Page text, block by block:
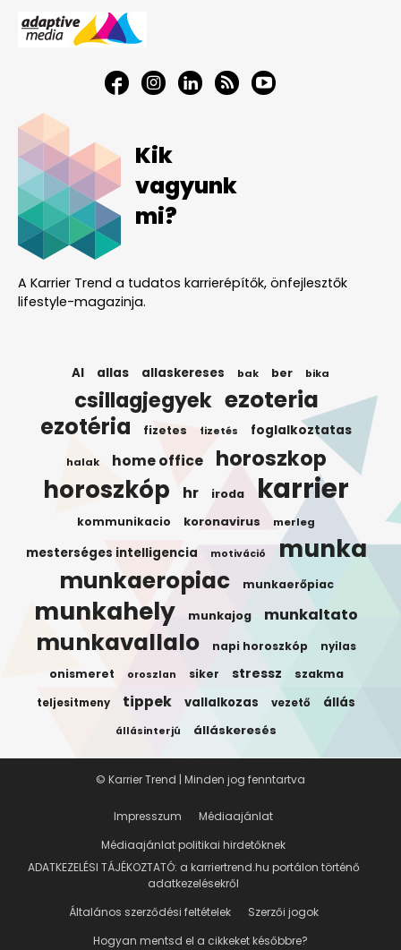
Kik
vagyunk
mi?
A Karrier Trend a tudatos karrierépítők, önfejlesztők
lifestyle-magazinja.
AI allas allaskereses bak ber bika
csillagjegyek ezoteria
ezotéria fizetes fizetés foglalkoztatas
halak home office horoszkop
horoszkóp hr iroda karrier
kommunikacio koronavirus merleg
mesterséges intelligencia motiváció munka
munkaeropiac munkaerőpiac
munkahely munkajog munkaltato
munkavallalo napi horoszkóp nyilas
onismeret oroszlan siker stressz szakma
teljesitmeny tippek vallalkozas vezető állás
állásinterjú álláskeresés
Impresszum
Médiaajánlat
Médiaajánlat politikai hirdetőknek
ADATKEZELÉSI TÁJÉKOZTATÓ: a karriertrend.hu portálon történő
adatkezelésekről
Általános szerződési feltételek
Szerzői jogok
Hogyan mentsd el a cikkeket későbbre?
© Karrier Trend | Minden jog fenntartva